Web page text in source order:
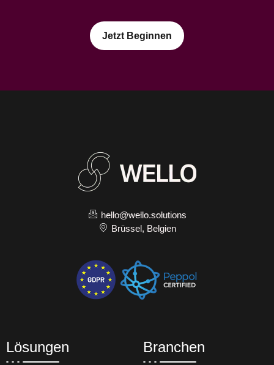
Jetzt Beginnen
hello@wello.solutions
Brüssel, Belgien
Lösungen Branchen